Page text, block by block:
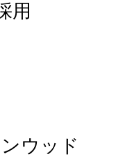
用
ウッド